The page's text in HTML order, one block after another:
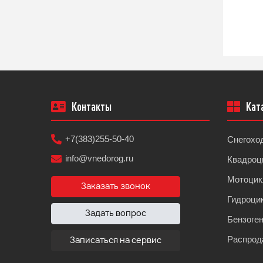
Контакты
+7(383)255-50-40
info@vnedorog.ru
Заказать звонок
Задать вопрос
Записаться на сервис